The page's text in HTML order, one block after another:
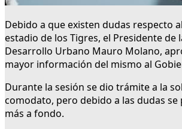
Debido a que existen dudas respecto
estadio de los Tigres, el Presidente de
Desarrollo Urbano Mauro Molano,
mayor información del mismo al
Durante la sesión se dio trámite a la
comodato, pero debido a las dudas se
más a fondo.